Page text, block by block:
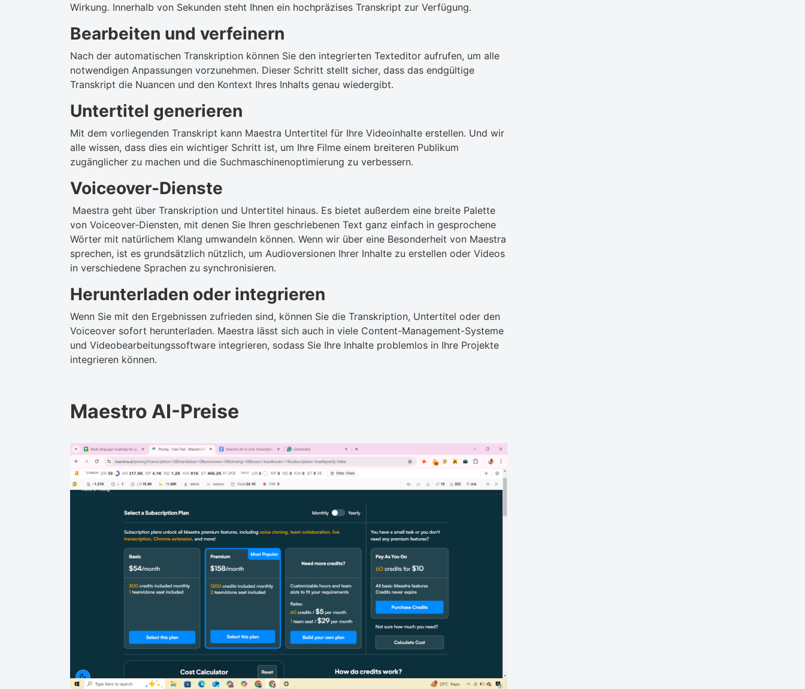
Wirkung. Innerhalb von Sekunden steht Ihnen ein hochpräzises Transkript zur Verfügung.
Bearbeiten und verfeinern
Nach der automatischen Transkription können Sie den integrierten Texteditor aufrufen, um alle
notwendigen Anpassungen vorzunehmen. Dieser Schritt stellt sicher, dass das endgültige
Transkript die Nuancen und den Kontext Ihres Inhalts genau wiedergibt.
Untertitel generieren
Mit dem vorliegenden Transkript kann Maestra Untertitel für Ihre Videoinhalte erstellen. Und wir
alle wissen, dass dies ein wichtiger Schritt ist, um Ihre Filme einem breiteren Publikum
zugänglicher zu machen und die Suchmaschinenoptimierung zu verbessern.
Voiceover-Dienste
Maestra geht über Transkription und Untertitel hinaus. Es bietet außerdem eine breite Palette
von Voiceover-Diensten, mit denen Sie Ihren geschriebenen Text ganz einfach in gesprochene
Wörter mit natürlichem Klang umwandeln können. Wenn wir über eine Besonderheit von Maestra
sprechen, ist es grundsätzlich nützlich, um Audioversionen Ihrer Inhalte zu erstellen oder Videos
in verschiedene Sprachen zu synchronisieren.
Herunterladen oder integrieren
Wenn Sie mit den Ergebnissen zufrieden sind, können Sie die Transkription, Untertitel oder den
Voiceover sofort herunterladen. Maestra lässt sich auch in viele Content-Management-Systeme
und Videobearbeitungssoftware integrieren, sodass Sie Ihre Inhalte problemlos in Ihre Projekte
integrieren können.
Maestro AI-Preise